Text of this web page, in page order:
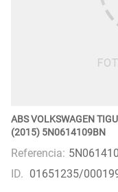
ABS VOLKSWAGEN
(2015) 5N0614109BN
Referencia:
ID. 01651235/